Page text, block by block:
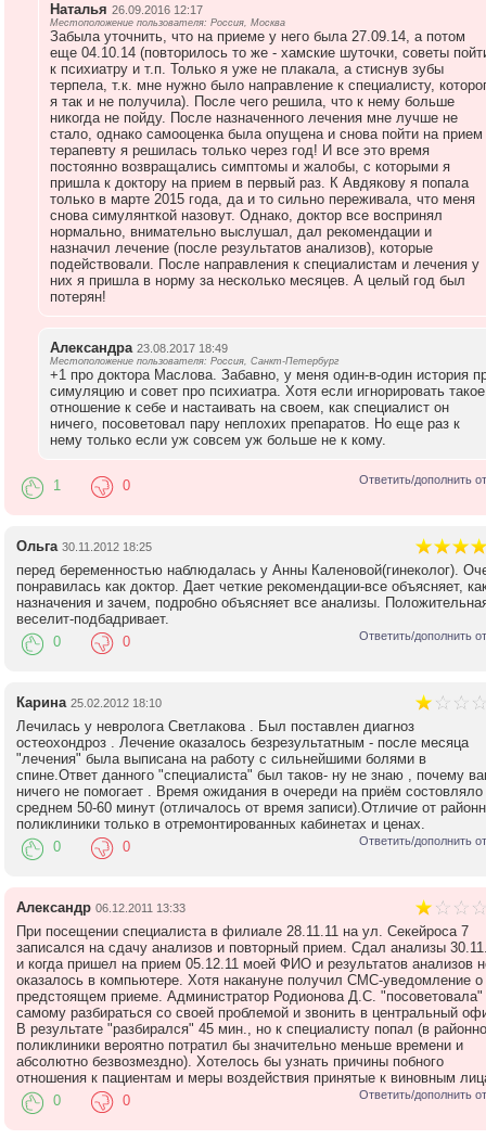
Наталья 26.09.2016 12:17
Местоположение пользователя: Россия, Москва
Забыла уточнить, что на приеме у него была 27.09.14, а потом
еще 04.10.14 (повторилось то же - хамские шуточки, советы
к психиатру и т.п. Только я уже не плакала, а стиснув зубы
терпела, т.к. мне нужно было направление к специалисту,
я так и не получила). После чего решила, что к нему больше
никогда не пойду. После назначенного лечения мне лучше не
стало, однако самооценка была опущена и снова пойти на прием
терапевту я решилась только через год! И все это время
постоянно возвращались симптомы и жалобы, с которыми я
пришла к доктору на прием в первый раз. К Авдякову я попала
только в марте 2015 года, да и то сильно переживала, что меня
снова симулянткой назовут. Однако, доктор все воспринял
нормально, внимательно выслушал, дал рекомендации и
назначил лечение (после результатов анализов), которые
подействовали. После направления к специалистам и лечения у
них я пришла в норму за несколько месяцев. А целый год был
потерян!
Александра 23.08.2017 18:49
Местоположение пользователя: Россия, Санкт-Петербург
+1 про доктора Маслова. Забавно, у меня один-в-один история
симуляцию и совет про психиатра. Хотя если игнорировать такое
отношение к себе и настаивать на своем, как специалист он
ничего, посоветовал пару неплохих препаратов. Но еще раз к
нему только если уж совсем уж больше не к кому.
Ответить/дополнить
1 0
Ольга 30.11.2012 18:25
перед беременностью наблюдалась у Анны Каленовой(гинеколог).
понравилась как доктор. Дает четкие рекомендации-все объясняет,
назначения и зачем, подробно объясняет все анализы.
веселит-подбадривает.
Ответить/дополнить
0 0
Карина 25.02.2012 18:10
Лечилась у невролога Светлакова . Был поставлен диагноз
остеохондроз . Лечение оказалось безрезультатным - после месяца
"лечения" была выписана на работу с сильнейшими болями в
спине.Ответ данного "специалиста" был таков- ну не знаю , почему
ничего не помогает . Время ожидания в очереди на приём состовляло
среднем 50-60 минут (отличалось от время записи).Отличие от
поликлиники только в отремонтированных кабинетах и ценах.
Ответить/дополнить
0 0
Александр 06.12.2011 13:33
При посещении специалиста в филиале 28.11.11 на ул. Секейроса 7
записался на сдачу анализов и повторный прием. Сдал анализы
и когда пришел на прием 05.12.11 моей ФИО и результатов анализов
оказалось в компьютере. Хотя накануне получил СМС-уведомление о
предстоящем приеме. Администратор Родионова Д.С. "посоветовала"
самому разбираться со своей проблемой и звонить в центральный
В результате "разбирался" 45 мин., но к специалисту попал (в
поликлиники вероятно потратил бы значительно меньше времени и
абсолютно безвозмездно). Хотелось бы узнать причины побного
отношения к пациентам и меры воздействия принятые к виновным
Ответить/дополнить
0 0